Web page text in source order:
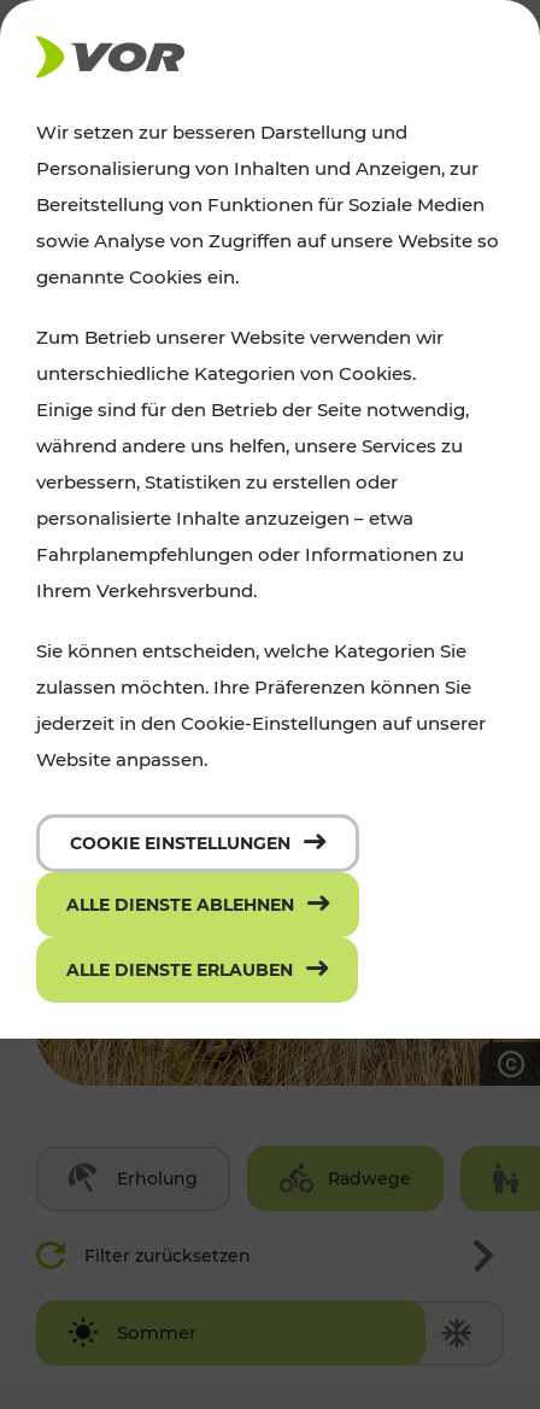
AKTUELLES
Ausflugstipps
Wien, Niederösterreich und das Burgenland
Wanderungen, Kultur und Gastronomie,
Radtouren oder purer Naturgenuss – viele
Attraktionen sind mit den Ticket- und Fahrplan-
Angeboten des VOR gut und schnell erreichbar.
Erholung Radwege
Filter zurücksetzen
Sommer
Winter
Wir setzen zur besseren Darstellung und
Personalisierung von Inhalten und Anzeigen, zur
Bereitstellung von Funktionen für Soziale Medien
sowie Analyse von Zugriffen auf unsere Website so
genannte Cookies ein.
Zum Betrieb unserer Website verwenden wir
unterschiedliche Kategorien von Cookies.
Einige sind für den Betrieb der Seite notwendig,
während andere uns helfen, unsere Services zu
verbessern, Statistiken zu erstellen oder
personalisierte Inhalte anzuzeigen – etwa
Fahrplanempfehlungen oder Informationen zu
Ihrem Verkehrsverbund.
Sie können entscheiden, welche Kategorien Sie
zulassen möchten. Ihre Präferenzen können Sie
jederzeit in den Cookie-Einstellungen auf unserer
Website anpassen.
COOKIE EINSTELLUNGEN
ALLE DIENSTE ABLEHNEN
ALLE DIENSTE ERLAUBEN